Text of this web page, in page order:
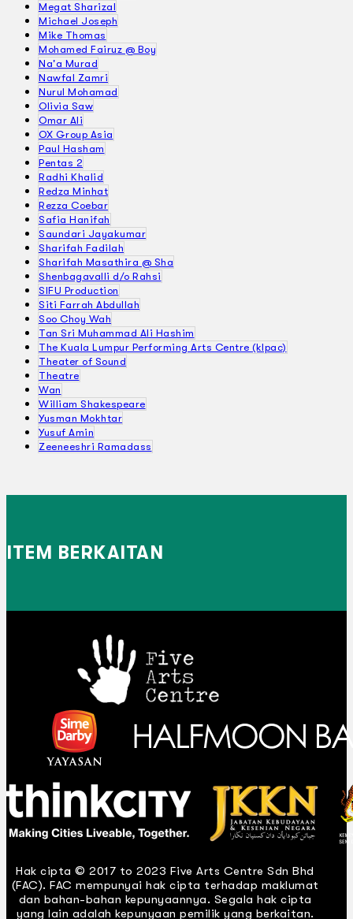
Megat Sharizal
Michael Joseph
Mike Thomas
Mohamed Fairuz @ Boy
Na'a Murad
Nawfal Zamri
Nurul Mohamad
Olivia Saw
Omar Ali
OX Group Asia
Paul Hasham
Pentas 2
Radhi Khalid
Redza Minhat
Rezza Coebar
Safia Hanifah
Saundari Jayakumar
Sharifah Fadilah
Sharifah Masathira @ Sha
Shenbagavalli d/o Rahsi
SIFU Production
Siti Farrah Abdullah
Soo Choy Wah
Tan Sri Muhammad Ali Hashim
The Kuala Lumpur Performing Arts Centre (klpac)
Theater of Sound
Theatre
Wan
William Shakespeare
Yusman Mokhtar
Yusuf Amin
Zeeneeshri Ramadass
ITEM BERKAITAN
Hak cipta © 2017 to 2023 Five Arts Centre Sdn Bhd
(FAC). FAC mempunyai hak cipta terhadap maklumat
dan bahan-bahan kepunyaannya. Segala hak cipta
yang lain adalah kepunyaan pemilik yang berkaitan.